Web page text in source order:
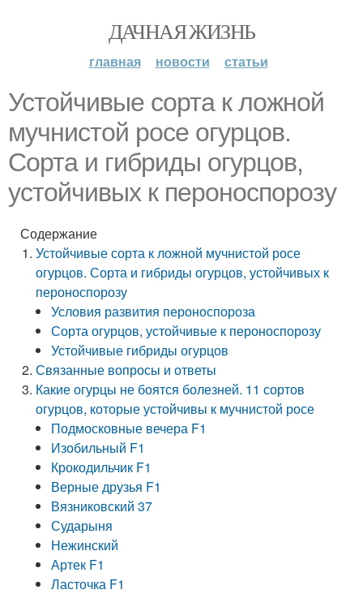
ДАЧНАЯ ЖИЗНЬ
главная новости статьи
Устойчивые сорта к ложной
мучнистой росе огурцов.
Сорта и гибриды огурцов,
устойчивых к пероноспорозу
Содержание
Устойчивые сорта к ложной мучнистой росе
огурцов. Сорта и гибриды огурцов, устойчивых к
пероноспорозу
Условия развития пероноспороза
Сорта огурцов, устойчивые к пероноспорозу
Устойчивые гибриды огурцов
Связанные вопросы и ответы
Какие огурцы не боятся болезней. 11 сортов
огурцов, которые устойчивы к мучнистой росе
Подмосковные вечера F1
Изобильный F1
Крокодильчик F1
Верные друзья F1
Вязниковский 37
Сударыня
Нежинский
Артек F1
Ласточка F1